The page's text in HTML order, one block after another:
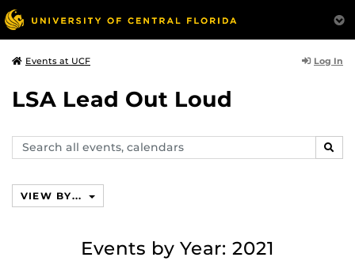
Events at UCF Log In
LSA Lead Out Loud
Search
events,
VIEW BY...
Events by Year: 2021